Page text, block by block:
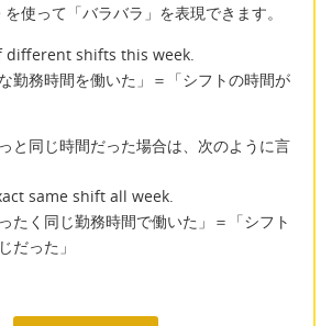
使って「バラバラ」を表現できます。
different shifts this week.
勤務時間を働いた」＝「シフトの時間が
と同じ時間だった場合は、次のように言
same shift all week.
たく同じ勤務時間で働いた」＝「シフト
だった」